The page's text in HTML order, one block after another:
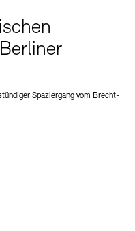
Spaziergang vom Brecht-